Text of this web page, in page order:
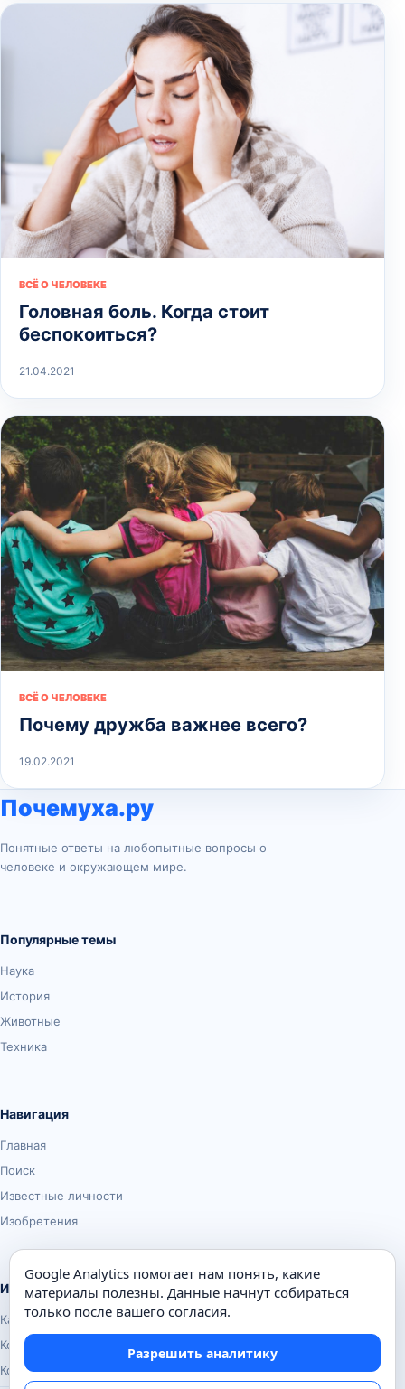
ВСЁ О ЧЕЛОВЕКЕ
Головная боль. Когда стоит
беспокоиться?
21.04.2021
ВСЁ О ЧЕЛОВЕКЕ
Почему дружба важнее всего?
19.02.2021
Почемуха.ру
Понятные ответы на любопытные вопросы о
человеке и окружающем мире.
Популярные темы
Наука
История
Животные
Техника
Навигация
Главная
Поиск
Известные личности
Изобретения
Информация
Карта сайта
Контакты
Конфиденциальность
Google Analytics помогает нам понять, какие
материалы полезны. Данные начнут собираться
только после вашего согласия.
Разрешить аналитику